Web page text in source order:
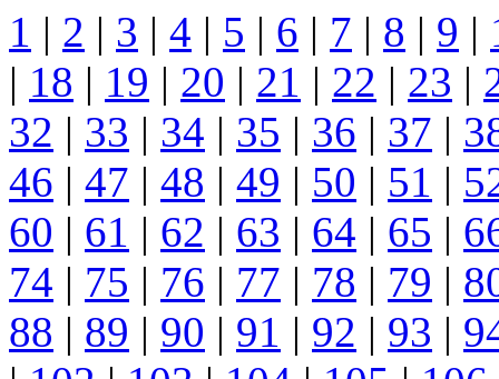
1 | 2 | 3 | 4 | 5 | 6 | 7 | 8 | 9 |
| 18 | 19 | 20 | 21 | 22 | 23 |
32 | 33 | 34 | 35 | 36 | 37 |
46 | 47 | 48 | 49 | 50 | 51 |
60 | 61 | 62 | 63 | 64 | 65 |
74 | 75 | 76 | 77 | 78 | 79 |
88 | 89 | 90 | 91 | 92 | 93 |